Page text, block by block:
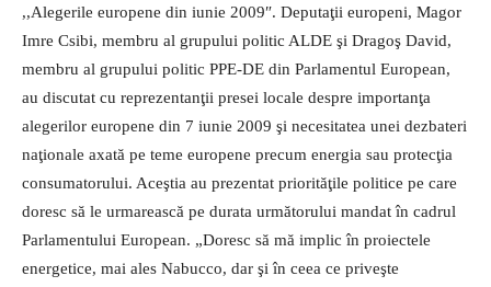
,,Alegerile europene din iunie 2009″. Deputaţii europeni, Magor
Imre Csibi, membru al grupului politic ALDE şi Dragoş David,
membru al grupului politic PPE-DE din Parlamentul European,
au discutat cu reprezentanţii presei locale despre importanţa
alegerilor europene din 7 iunie 2009 şi necesitatea unei dezbateri
naţionale axată pe teme europene precum energia sau protecţia
consumatorului. Aceştia au prezentat priorităţile politice pe care
doresc să le urmarească pe durata următorului mandat în cadrul
Parlamentului European. „Doresc să mă implic în proiectele
energetice, mai ales Nabucco, dar şi în ceea ce priveşte